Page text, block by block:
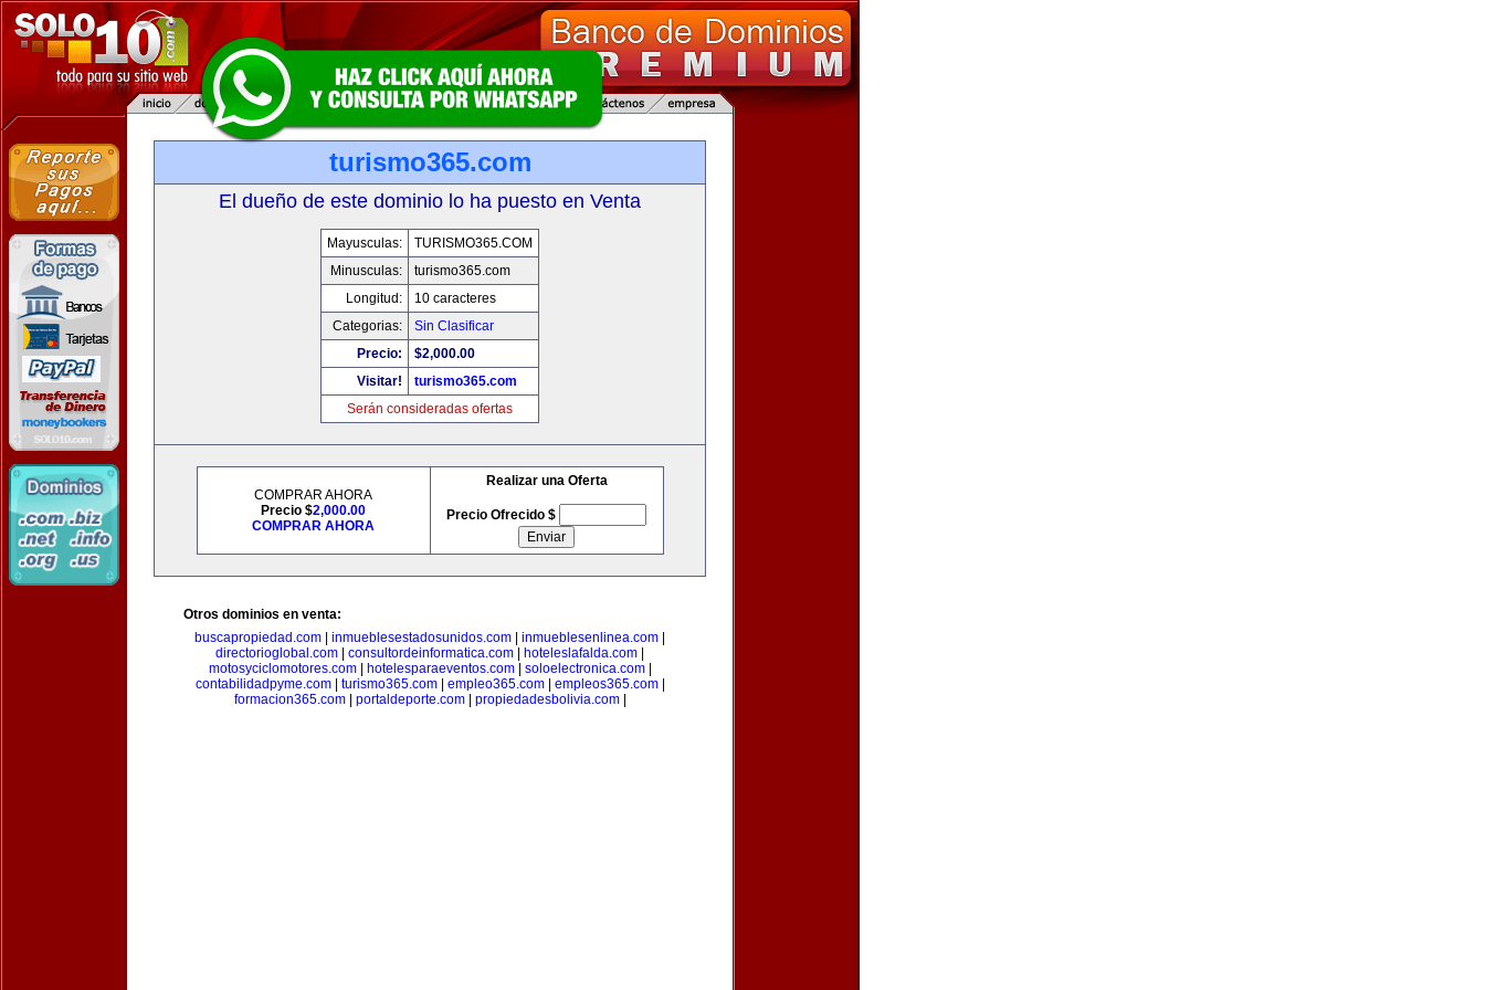
turismo365.com
El dueño de este dominio lo ha puesto en Venta
Mayusculas:
TURISMO365.COM
Minusculas:
turismo365.com
Longitud:
10 caracteres
Categorias:
Sin Clasificar
Precio:
$2,000.00
Visitar!
turismo365.com
Serán consideradas ofertas
COMPRAR AHORA
Precio $2,000.00
COMPRAR AHORA
Realizar una Oferta
Precio Ofrecido $
Otros dominios en venta:
buscapropiedad.com
inmueblesestadosunidos.com inmueblesenlinea.com
directorioglobal.com
consultordeinformatica.com hoteleslafalda.com
motosyciclomotores.com| hotelesparaeventos.com| soloelectronica.com|
contabilidadpyme.com| turismo365.com| empleo365.com| empleos365.com|
formacion365.com| portaldeporte.com| propiedadesbolivia.com|